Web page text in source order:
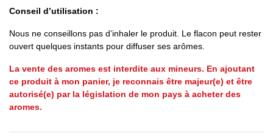
Conseil d’utilisation :
Nous ne conseillons pas d’inhaler le produit. Le flacon peut rester
ouvert quelques instants pour diffuser ses arômes.
La vente des aromes est interdite aux mineurs. En ajoutant
ce produit à mon panier, je reconnais être majeur(e) et être
autorisé(e) par la législation de mon pays à acheter des
aromes.